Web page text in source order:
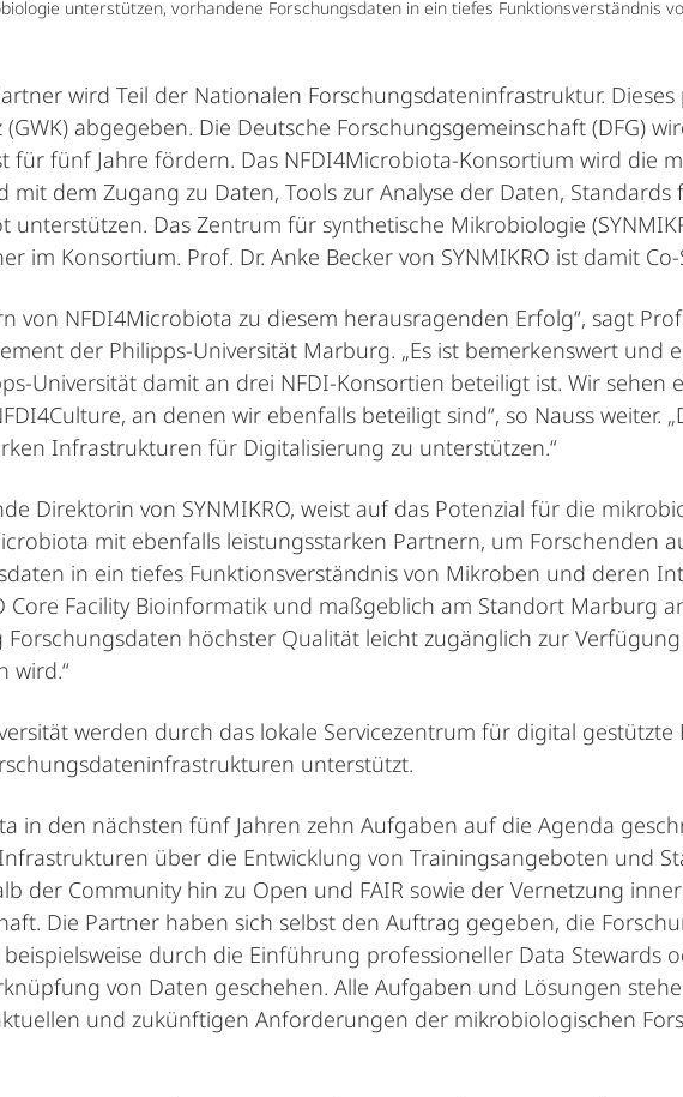
unterstützen, vorhandene Forschungsdaten in ein tiefes Funktionsverständnis
wird Teil der Nationalen Forschungsdateninfrastruktur.
abgegeben. Die Deutsche Forschungsgemeinschaft (DFG)
fünf Jahre fördern. Das NFDI4Microbiota-Konsortium wird die
dem Zugang zu Daten, Tools zur Analyse der Daten,
Das Zentrum für synthetische Mikrobiologie
im Konsortium. Prof. Dr. Anke Becker von SYNMIKRO ist damit
von NFDI4Microbiota zu diesem herausragenden Erfolg“, sagt
der Philipps-Universität Marburg. „Es ist bemerkenswert und
Universität damit an drei NFDI-Konsortien beteiligt ist. Wir sehen
an denen wir ebenfalls beteiligt sind“, so Nauss weiter.
Infrastrukturen für Digitalisierung zu unterstützen.“
Direktorin von SYNMIKRO, weist auf das Potenzial für die
mit ebenfalls leistungsstarken Partnern, um Forschenden
in ein tiefes Funktionsverständnis von Mikroben und deren
Core Facility Bioinformatik und maßgeblich am Standort Marburg
Forschungsdaten höchster Qualität leicht zugänglich zur
wird.“
werden durch das lokale Servicezentrum für digital
unterstützt.
in den nächsten fünf Jahren zehn Aufgaben auf die Agenda
über die Entwicklung von Trainingsangeboten und
der Community hin zu Open und FAIR sowie der Vernetzung
Die Partner haben sich selbst den Auftrag gegeben, die
durch die Einführung professioneller Data Stewards
von Daten geschehen. Alle Aufgaben und Lösungen
und zukünftigen Anforderungen der mikrobiologischen